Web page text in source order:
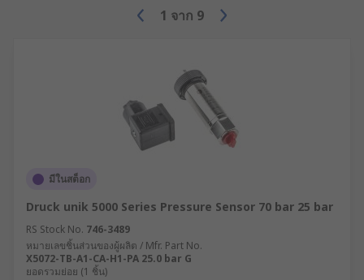
1 จาก 9
มีในสต็อก
Druck unik 5000 Series Pressure Sensor 70 bar 25 bar
RS Stock No. 746-3489
หมายเลขชิ้นส่วนของผู้ผลิต / Mfr. Part No.
X5072-TB-A1-CA-H1-PA 25.0 bar G
ยอดรวมย่อย (1 ชิ้น)